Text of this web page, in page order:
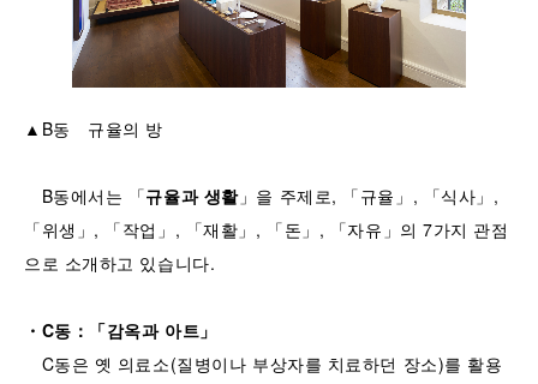
▲B동 규율의 방
B동에서는 「규율과 생활」을 주제로, 「규율」, 「식사」,
「위생」, 「작업」, 「재활」, 「돈」, 「자유」의 7가지 관점
으로 소개하고 있습니다.
・ C동 ：「감옥과 아트 」
C동은 옛 의료소(질병이나 부상자를 치료하던 장소)를 활용